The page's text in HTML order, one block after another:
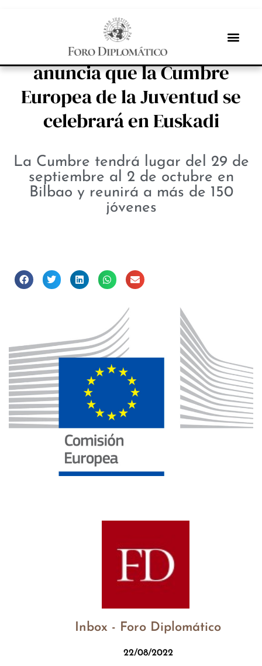
INBOX INTERNACIONAL
La Comisión Europea
anuncia que la Cumbre
Europea de la Juventud se
celebrará en Euskadi
La Cumbre tendrá lugar del 29 de
septiembre al 2 de octubre en
Bilbao y reunirá a más de 150
jóvenes
Inbox - Foro Diplomático
22/08/2022